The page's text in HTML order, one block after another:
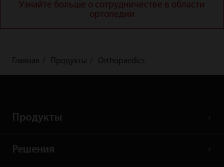
Узнайте больше о сотрудничестве в области
ортопедии
Главная Продукты Orthopaedics
Продукты
Решения